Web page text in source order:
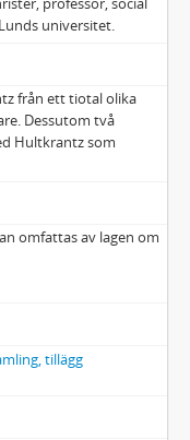
universitet.
från ett tiotal olika
Dessutom två
Hultkrantz som
omfattas av lagen om
tillägg